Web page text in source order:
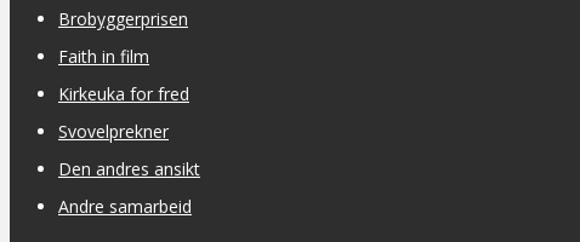
Brobyggerprisen
Faith in film
Kirkeuka for fred
Svovelprekner
Den andres ansikt
Andre samarbeid